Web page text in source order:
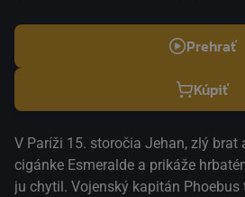
Prehrať
Kúpiť
V Paríži 15. storočia Jehan, zlý brat
cigánke Esmeralde a prikáže
ju chytil. Vojenský kapitán Phoebus